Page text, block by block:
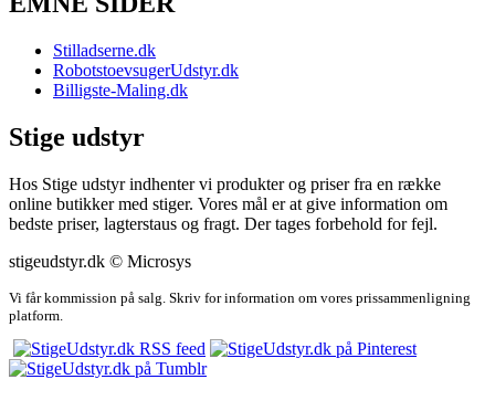
Stilladserne.dk
RobotstoevsugerUdstyr.dk
Billigste-Maling.dk
Stige udstyr
Hos Stige udstyr indhenter vi produkter og priser fra en række
online butikker med stiger. Vores mål er at give information om
bedste priser, lagterstaus og fragt. Der tages forbehold for fejl.
stigeudstyr.dk © Microsys
Vi får kommission på salg. Skriv for information om vores prissammenligning
platform.